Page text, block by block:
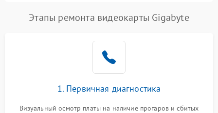
Этапы ремонта видеокарты Gigabyte
1. Первичная диагностика
Визуальный осмотр платы на наличие прогаров и сбитых